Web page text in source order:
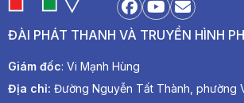
ĐÀI PHÁT THANH VÀ TRUYỀN HÌNH
Giám đốc: Vi Mạnh Hùng
Địa chỉ: Đường Nguyễn Tất Thành, phường